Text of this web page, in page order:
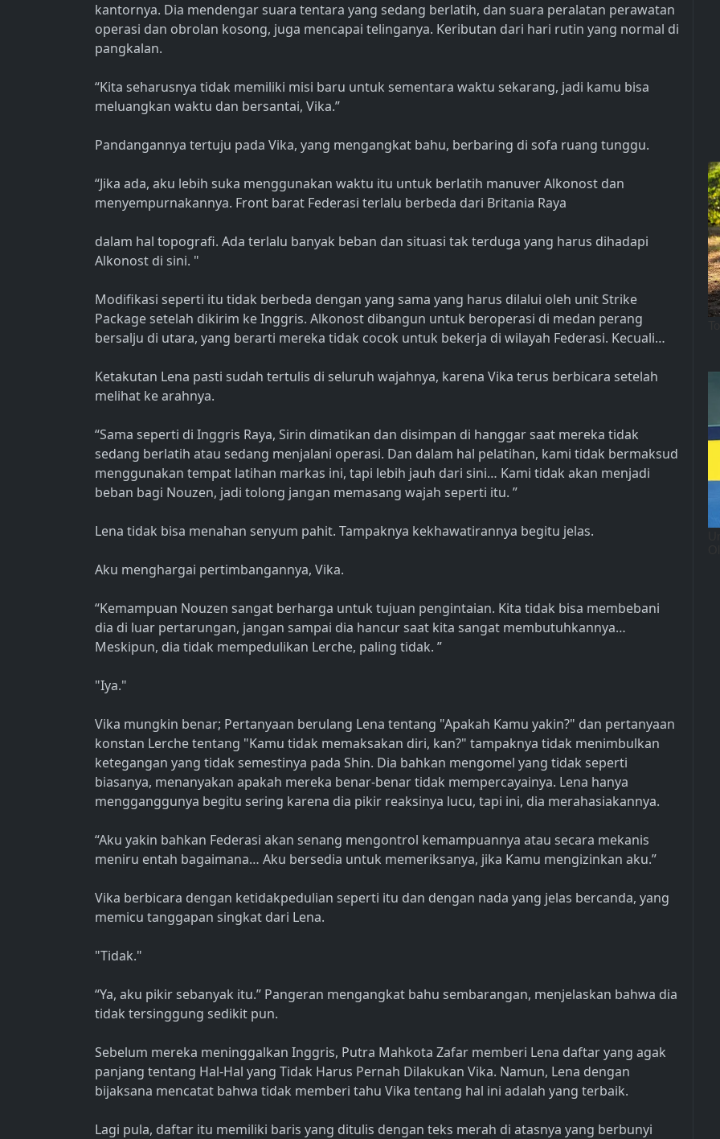
kantornya. Dia mendengar suara tentara yang sedang berlatih, dan suara peralatan perawatan
operasi dan obrolan kosong, juga mencapai telinganya. Keributan dari hari rutin yang normal di
pangkalan.
“Kita seharusnya tidak memiliki misi baru untuk sementara waktu sekarang, jadi kamu bisa
meluangkan waktu dan bersantai, Vika.”
Pandangannya tertuju pada Vika, yang mengangkat bahu, berbaring di sofa ruang tunggu.
“Jika ada, aku lebih suka menggunakan waktu itu untuk berlatih manuver Alkonost dan
menyempurnakannya. Front barat Federasi terlalu berbeda dari Britania Raya
dalam hal topografi. Ada terlalu banyak beban dan situasi tak terduga yang harus dihadapi
Alkonost di sini. "
Modifikasi seperti itu tidak berbeda dengan yang sama yang harus dilalui oleh unit Strike
Package setelah dikirim ke Inggris. Alkonost dibangun untuk beroperasi di medan perang
bersalju di utara, yang berarti mereka tidak cocok untuk bekerja di wilayah Federasi. Kecuali…
Ketakutan Lena pasti sudah tertulis di seluruh wajahnya, karena Vika terus berbicara setelah
melihat ke arahnya.
“Sama seperti di Inggris Raya, Sirin dimatikan dan disimpan di hanggar saat mereka tidak
sedang berlatih atau sedang menjalani operasi. Dan dalam hal pelatihan, kami tidak bermaksud
menggunakan tempat latihan markas ini, tapi lebih jauh dari sini… Kami tidak akan menjadi
beban bagi Nouzen, jadi tolong jangan memasang wajah seperti itu. ”
Lena tidak bisa menahan senyum pahit. Tampaknya kekhawatirannya begitu jelas.
Aku menghargai pertimbangannya, Vika.
“Kemampuan Nouzen sangat berharga untuk tujuan pengintaian. Kita tidak bisa membebani
dia di luar pertarungan, jangan sampai dia hancur saat kita sangat membutuhkannya…
Meskipun, dia tidak mempedulikan Lerche, paling tidak. ”
"Iya."
Vika mungkin benar; Pertanyaan berulang Lena tentang "Apakah Kamu yakin?" dan pertanyaan
konstan Lerche tentang "Kamu tidak memaksakan diri, kan?" tampaknya tidak menimbulkan
ketegangan yang tidak semestinya pada Shin. Dia bahkan mengomel yang tidak seperti
biasanya, menanyakan apakah mereka benar-benar tidak mempercayainya. Lena hanya
mengganggunya begitu sering karena dia pikir reaksinya lucu, tapi ini, dia merahasiakannya.
“Aku yakin bahkan Federasi akan senang mengontrol kemampuannya atau secara mekanis
meniru entah bagaimana… Aku bersedia untuk memeriksanya, jika Kamu mengizinkan aku.”
Vika berbicara dengan ketidakpedulian seperti itu dan dengan nada yang jelas bercanda, yang
memicu tanggapan singkat dari Lena.
"Tidak."
“Ya, aku pikir sebanyak itu.” Pangeran mengangkat bahu sembarangan, menjelaskan bahwa dia
tidak tersinggung sedikit pun.
Sebelum mereka meninggalkan Inggris, Putra Mahkota Zafar memberi Lena daftar yang agak
panjang tentang Hal-Hal yang Tidak Harus Pernah Dilakukan Vika. Namun, Lena dengan
bijaksana mencatat bahwa tidak memberi tahu Vika tentang hal ini adalah yang terbaik.
Lagi pula, daftar itu memiliki baris yang ditulis dengan teks merah di atasnya yang berbunyi